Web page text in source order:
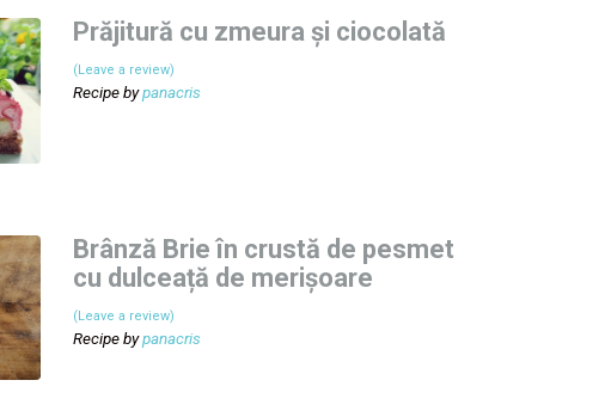
Prăjitură cu zmeura și ciocolată
(Leave a review)
Recipe bypanacris
Brânză Brie în crustă de pesmet
cu dulceață de merișoare
(Leave a review)
Recipe bypanacris